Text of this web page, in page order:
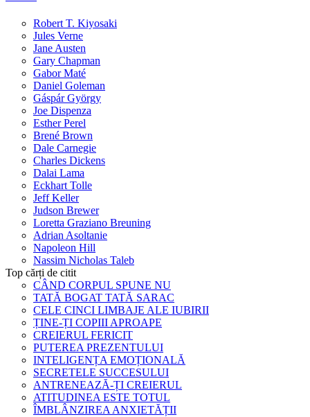
Robert T. Kiyosaki
Jules Verne
Jane Austen
Gary Chapman
Gabor Maté
Daniel Goleman
Gáspár György
Joe Dispenza
Esther Perel
Brené Brown
Dale Carnegie
Charles Dickens
Dalai Lama
Eckhart Tolle
Jeff Keller
Judson Brewer
Loretta Graziano Breuning
Adrian Asoltanie
Napoleon Hill
Nassim Nicholas Taleb
Top cărți de citit
CÂND CORPUL SPUNE NU
TATĂ BOGAT TATĂ SARAC
CELE CINCI LIMBAJE ALE IUBIRII
ȚINE-ȚI COPIII APROAPE
CREIERUL FERICIT
PUTEREA PREZENTULUI
INTELIGENȚA EMOȚIONALĂ
SECRETELE SUCCESULUI
ANTRENEAZĂ-ȚI CREIERUL
ATITUDINEA ESTE TOTUL
ÎMBLÂNZIREA ANXIETĂȚII